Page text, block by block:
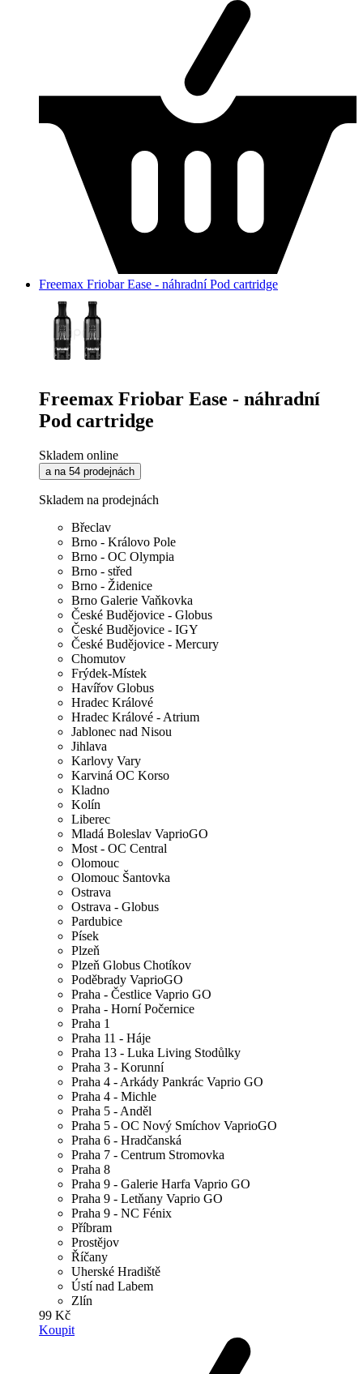
Freemax Friobar Ease - náhradní Pod cartridge
Freemax Friobar Ease - náhradní
Pod cartridge
Skladem online
a na 54 prodejnách
Skladem na prodejnách
Břeclav
Brno - Královo Pole
Brno - OC Olympia
Brno - střed
Brno - Židenice
Brno Galerie Vaňkovka
České Budějovice - Globus
České Budějovice - IGY
České Budějovice - Mercury
Chomutov
Frýdek-Místek
Havířov Globus
Hradec Králové
Hradec Králové - Atrium
Jablonec nad Nisou
Jihlava
Karlovy Vary
Karviná OC Korso
Kladno
Kolín
Liberec
Mladá Boleslav VaprioGO
Most - OC Central
Olomouc
Olomouc Šantovka
Ostrava
Ostrava - Globus
Pardubice
Písek
Plzeň
Plzeň Globus Chotíkov
Poděbrady VaprioGO
Praha - Čestlice Vaprio GO
Praha - Horní Počernice
Praha 1
Praha 11 - Háje
Praha 13 - Luka Living Stodůlky
Praha 3 - Korunní
Praha 4 - Arkády Pankrác Vaprio GO
Praha 4 - Michle
Praha 5 - Anděl
Praha 5 - OC Nový Smíchov VaprioGO
Praha 6 - Hradčanská
Praha 7 - Centrum Stromovka
Praha 8
Praha 9 - Galerie Harfa Vaprio GO
Praha 9 - Letňany Vaprio GO
Praha 9 - NC Fénix
Příbram
Prostějov
Říčany
Uherské Hradiště
Ústí nad Labem
Zlín
99 Kč
Koupit